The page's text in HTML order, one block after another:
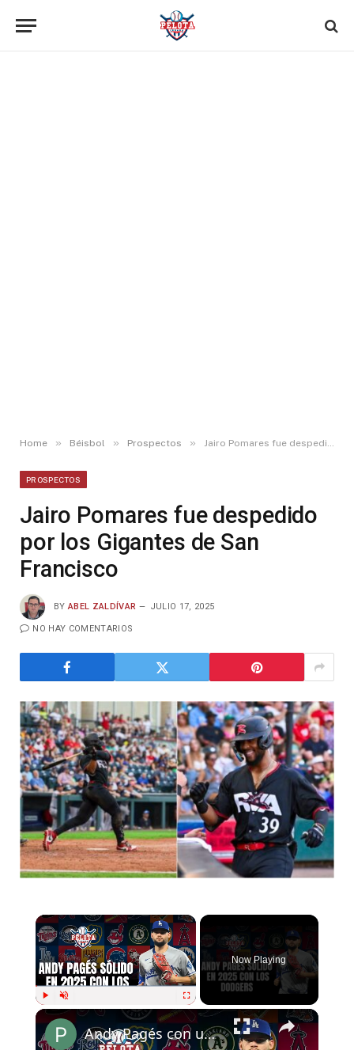
Home » Béisbol » Prospectos » Jairo Pomares fue despedido por los Gigantes de San Francisco
PROSPECTOS
Jairo Pomares fue despedido
por los Gigantes de San
Francisco
BY ABEL ZALDÍVAR JULIO 17, 2025
NO HAY COMENTARIOS
Play Unmute Fullscreen
Now Playing
Andy Pagés con un 2025 sólido con los Dodgers